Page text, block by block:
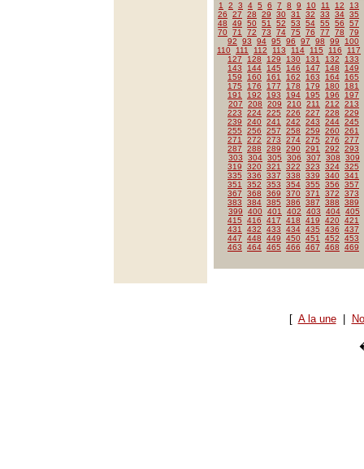
1 2 3 4 5 6 7 8 9 10 11 12
13
26
27 28 29 30 31 32 33 34 35
48
49 50 51 52 53 54 55 56
57
70 71 72 73 74 75 76 77 78
79
92
93 94 95 96 97 98 99
100
110
111 112 113 114 115 116
117
127
128 129 130 131 132
133
143
144 145 146 147 148
149
159
160 161 162 163 164
165
175
176 177 178 179 180
181
191
192 193 194 195 196
197
207
208 209 210 211 212
213
223
224 225 226 227 228
229
239
240 241 242 243 244 245
255
256 257 258 259 260 261
271
272 273 274 275 276
277
287
288 289 290 291 292
293
303
304 305 306 307 308
309
319
320 321 322 323 324 325
335
336 337 338 339 340 341
351
352 353 354 355 356
357
367
368 369 370 371 372
373
383
384 385 386 387 388
389
399
400 401 402 403 404 405
415
416 417 418 419 420 421
431
432 433 434 435 436
437
447
448 449 450 451 452
453
463
464 465 466 467 468 469
[ A la une|